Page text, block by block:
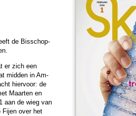
de Bis­schop­
er zich een
mid­den in Am­
hier­voor: de
Maarten en
aan de wieg van
Fijen over het